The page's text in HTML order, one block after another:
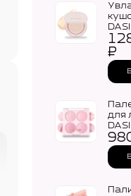
Gel
SPF
(15г)
₽
для